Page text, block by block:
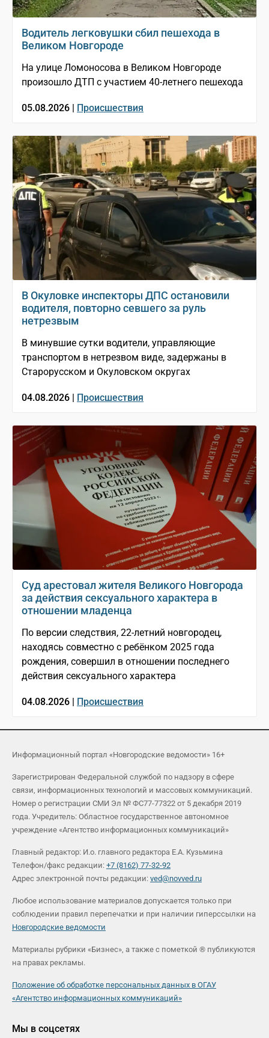
Водитель легковушки сбил пешехода в
Великом Новгороде
На улице Ломоносова в Великом Новгороде
произошло ДТП с участием 40-летнего пешехода
05.08.2026 | Происшествия
В Окуловке инспекторы ДПС остановили
водителя, повторно севшего за руль
нетрезвым
В минувшие сутки водители, управляющие
транспортом в нетрезвом виде, задержаны в
Старорусском и Окуловском округах
04.08.2026 | Происшествия
Суд арестовал жителя Великого Новгорода
за действия сексуального характера в
отношении младенца
По версии следствия, 22-летний новгородец,
находясь совместно с ребёнком 2025 года
рождения, совершил в отношении последнего
действия сексуального характера
04.08.2026 | Происшествия
Информационный портал «Новгородские ведомости» 16+
Зарегистрирован Федеральной службой по надзору в сфере
связи, информационных технологий и массовых коммуникаций.
Номер о регистрации СМИ Эл № ФС77-77322 от 5 декабря 2019
года. Учредитель: Областное государственное автономное
учреждение «Агентство информационных коммуникаций»
Главный редактор: И.о. главного редактора Е.А. Кузьмина
Телефон/факс редакции: +7 (8162) 77-32-92
Адрес электронной почты редакции: ved@novved.ru
Любое использование материалов допускается только при
соблюдении правил перепечатки и при наличии гиперссылки на
Новгородские ведомости
Материалы рубрики «Бизнес», а также с пометкой ® публикуются
на правах рекламы.
Положение об обработке персональных данных в ОГАУ
«Агентство информационных коммуникаций»
Мы в соцсетях